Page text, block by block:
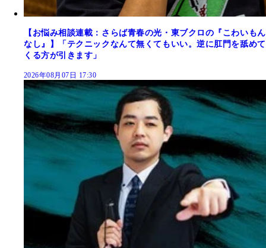
【お悩み相談連載：さらば青春の光・東ブクロの『こわいもん
なし』】「テクニックなんて無くてもいい。逆に肛門を舐めて
くる方が引きます」
2026年08月07日 17:30